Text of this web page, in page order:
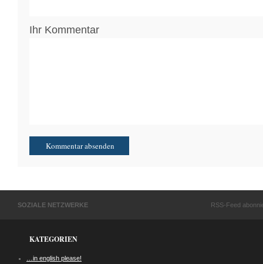
Ihr Kommentar
SOZIALE NETZWERKE RSS-Feed
KATEGORIEN
…in english please!